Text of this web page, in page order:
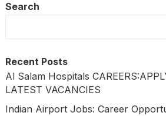
Search
Recent Posts
Al Salam Hospitals
LATEST VACANCIES
Indian Airport Jobs: Career